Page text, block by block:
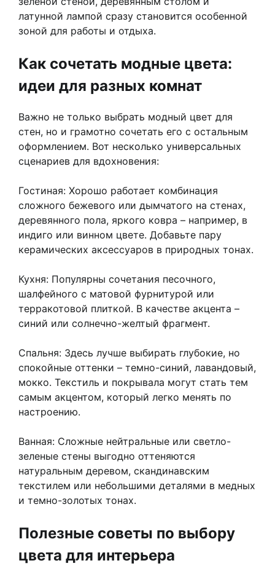
латунной лампой сразу становится особенной
зоной для работы и отдыха.
Как сочетать модные цвета:
идеи для разных комнат
Важно не только выбрать модный цвет для
стен, но и грамотно сочетать его с остальным
оформлением. Вот несколько универсальных
сценариев для вдохновения:
Гостиная: Хорошо работает комбинация
сложного бежевого или дымчатого на стенах,
деревянного пола, яркого ковра – например, в
индиго или винном цвете. Добавьте пару
керамических аксессуаров в природных тонах.
Кухня: Популярны сочетания песочного,
шалфейного с матовой фурнитурой или
терракотовой плиткой. В качестве акцента –
синий или солнечно-желтый фрагмент.
Спальня: Здесь лучше выбирать глубокие, но
спокойные оттенки – темно-синий, лавандовый,
мокко. Текстиль и покрывала могут стать тем
самым акцентом, который легко менять по
настроению.
Ванная: Сложные нейтральные или светло-
зеленые стены выгодно оттеняются
натуральным деревом, скандинавским
текстилем или небольшими деталями в медных
и темно-золотых тонах.
Полезные советы по выбору
цвета для интерьера